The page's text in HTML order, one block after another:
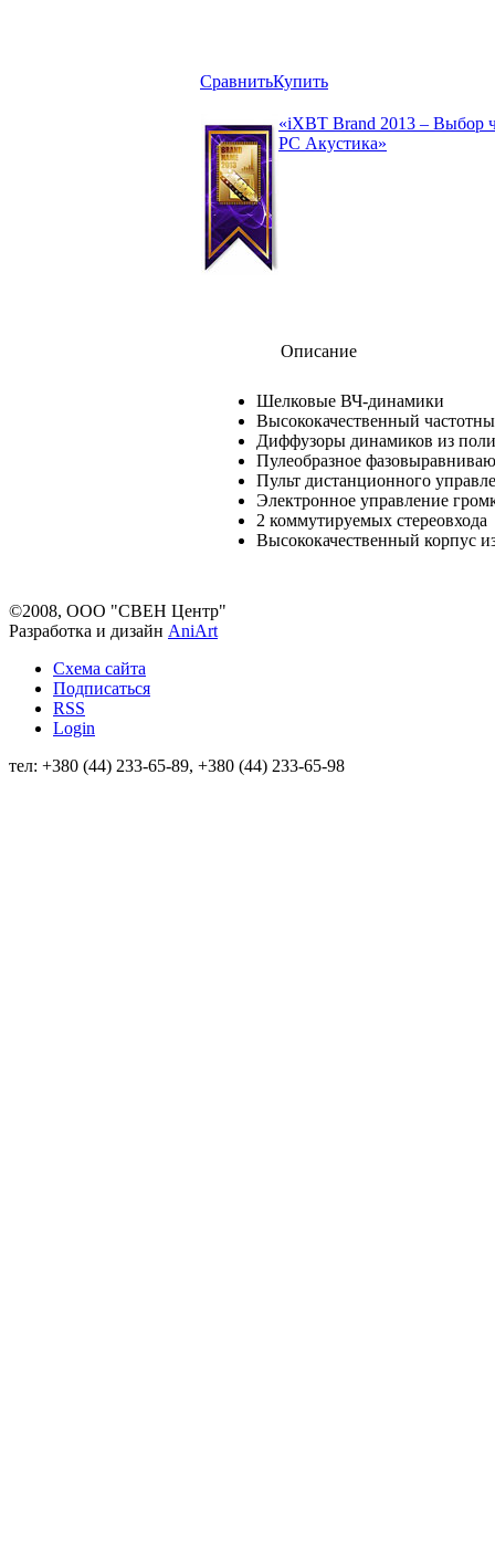
СравнитьКупить
«iXBT Brand 2013 – Выбор
РС Акустика»
Описание
Шелковые ВЧ-динамики
Высококачественный
Диффузоры динамиков из
Пулеобразное
Пульт дистанционного
Электронное управление
2 коммутируемых стереовхода
Высококачественный корпус
©2008, ООО "СВЕН Центр"
Разработка и дизайн AniArt
Схема сайта
Подписаться
RSS
Login
тел: +380 (44) 233-65-89, +380 (44) 233-65-98